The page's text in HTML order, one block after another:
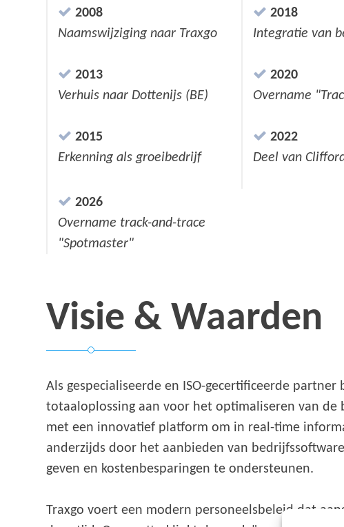
2008
Naamswijziging naar Traxgo
2013
Verhuis naar Dottenijs (BE)
2015
Erkenning als groeibedrijf
2018
Integratie van
2020
Overname
2022
Deel van
2026
Overname track-and-trace
"Spotmaster"
Visie & Waarden
Als gespecialiseerde en ISO-gecertificeerde partner
totaaloplossing aan voor het optimaliseren van de
met een innovatief platform om in real-time
anderzijds door het aanbieden van
geven en kostenbesparingen te ondersteunen.
Traxgo voert een modern personeelsbeleid dat